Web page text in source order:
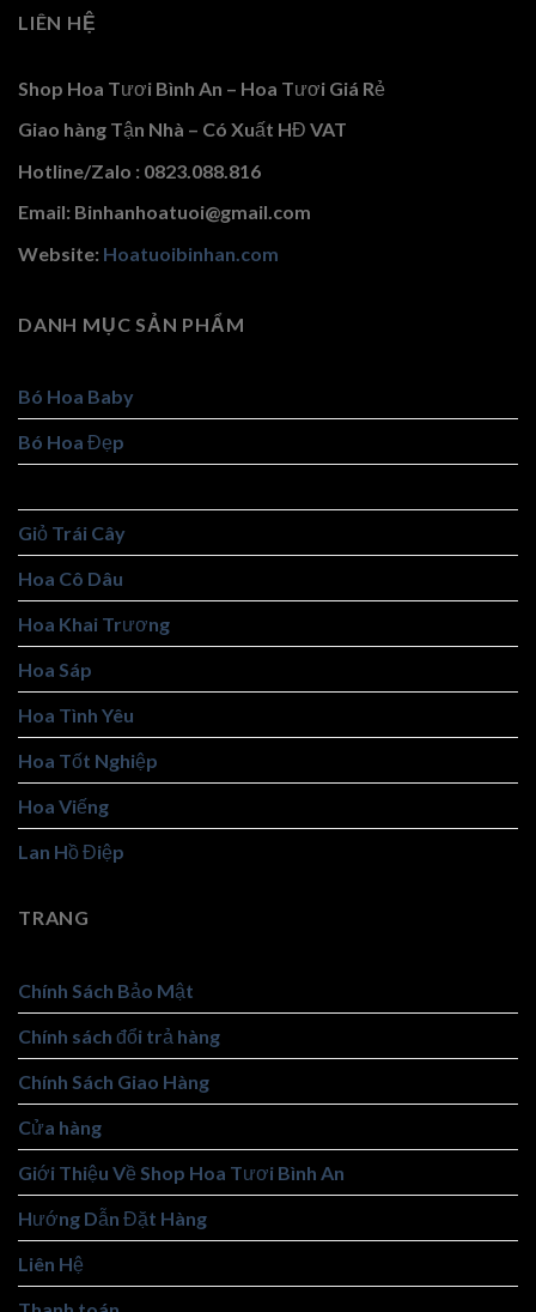
LIÊN HỆ
Shop Hoa Tươi Bình An – Hoa Tươi Giá Rẻ
Giao hàng Tận Nhà – Có Xuất HĐ VAT
Hotline/Zalo : 0823.088.816
Email: Binhanhoatuoi@gmail.com
Website: Hoatuoibinhan.com
DANH MỤC SẢN PHẨM
Bó Hoa Baby
Bó Hoa Đẹp
Giỏ Trái Cây
Hoa Cô Dâu
Hoa Khai Trương
Hoa Sáp
Hoa Tình Yêu
Hoa Tốt Nghiệp
Hoa Viếng
Lan Hồ Điệp
TRANG
Chính Sách Bảo Mật
Chính sách đổi trả hàng
Chính Sách Giao Hàng
Cửa hàng
Giới Thiệu Về Shop Hoa Tươi Bình An
Hướng Dẫn Đặt Hàng
Liên Hệ